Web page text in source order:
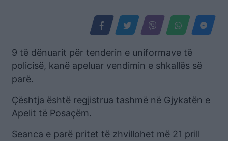
9 të dënuarit për tenderin e uniformave të
policisë, kanë apeluar vendimin e shkallës së
parë.
Çështja është regjistrua tashmë në Gjykatën e
Apelit të Posaçëm.
Seanca e parë pritet të zhvillohet më 21 prill